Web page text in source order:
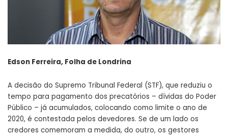
Edson Ferreira, Folha de Londrina
A decisão do Supremo Tribunal Federal (STF), que reduziu o
tempo para pagamento dos precatórios – dívidas do Poder
Público – já acumulados, colocando como limite o ano de
2020, é contestada pelos devedores. Se de um lado os
credores comemoram a medida, do outro, os gestores